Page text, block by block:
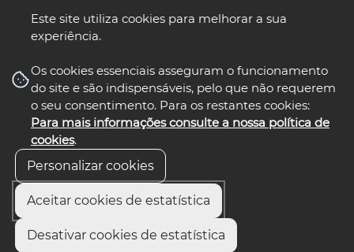
Este site utiliza cookies para melhorar a sua
experiência.
Os cookies essenciais asseguram o funcionamento
do site e são indispensáveis, pelo que não requerem
o seu consentimento. Para os restantes cookies:
Para mais informações consulte a nossa política de
cookies.
Personalizar cookies
Aceitar cookies de estatística
Desativar cookies de estatística
nos select language
Início
Investimento no programa “Verão no Município de Ílhavo”